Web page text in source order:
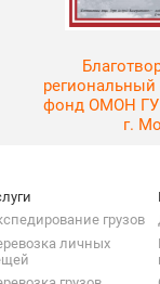
фонд ОМОН ГУ
г.
грузов
личных